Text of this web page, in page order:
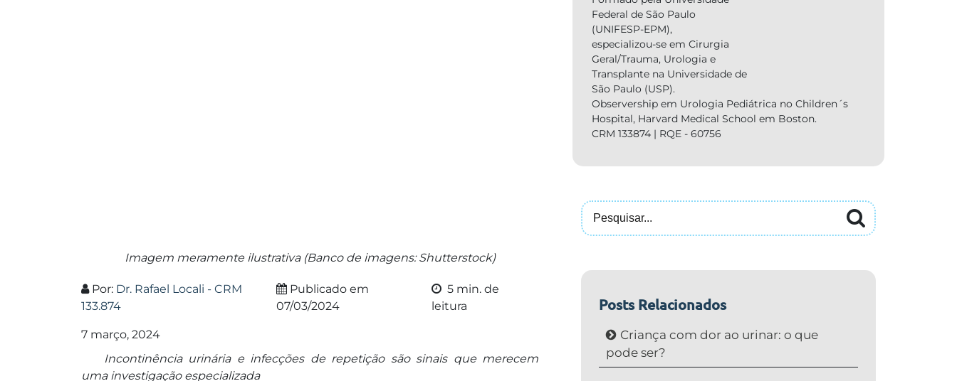
Imagem meramente ilustrativa (Banco de imagens: Shutterstock)
Por: Dr. Rafael Locali - CRM
133.874
Publicado em
07/03/2024
5 min. de
leitura
7 março, 2024
Incontinência urinária e infecções de repetição são sinais que merecem
uma investigação especializada
Federal de São Paulo
(UNIFESP-EPM),
especializou-se em Cirurgia
Geral/Trauma, Urologia e
Transplante na Universidade de
São Paulo (USP).
Observership em Urologia Pediátrica no Children´s
Hospital, Harvard Medical School em Boston.
CRM 133874 | RQE - 60756
Posts Relacionados
Criança com dor ao urinar: o que
pode ser?